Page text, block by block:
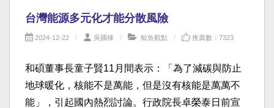
台灣能源多元化才能分散風險
2024-12-22 吳國棟 鯨魚觀點 推薦數：7323
和碩董事長童子賢11月間表示：「為了減碳與防止
地球暖化，核能不是萬能，但是沒有核能是萬萬不
能」，引起國內熱烈討論。行政院長卓榮泰日前宣